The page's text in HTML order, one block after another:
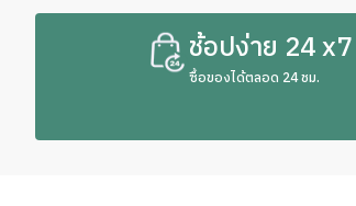
ช้อปง่าย 24 x7
ซื้อของได้ตลอด 24 ชม.